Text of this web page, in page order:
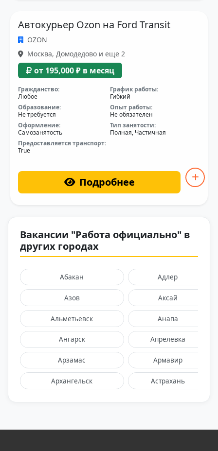
Автокурьер Ozon на Ford Transit
OZON
Москва, Домодедово и еще 2
от 195,000 ₽ в месяц
Гражданство:
Любое
График работы:
Гибкий
Образование:
Не требуется
Опыт работы:
Не обязателен
Оформление:
Самозанятость
Тип занятости:
Полная, Частичная
Предоставляется транспорт:
True
Подробнее
Вакансии "Работа официально" в
других городах
Абакан Адлер
Азов Аксай
Альметьевск Анапа
Ангарск Апрелевка
Арзамас Армавир
Архангельск Астрахань